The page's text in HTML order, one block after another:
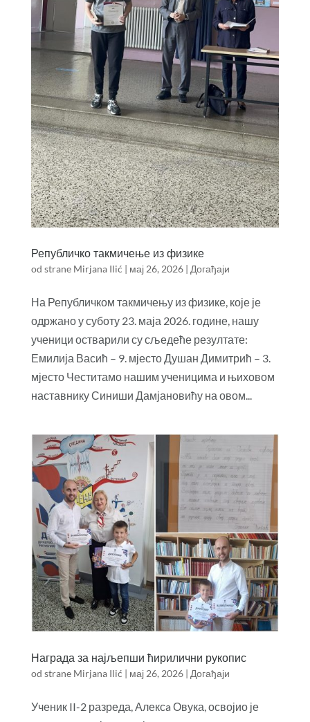
Републичко такмичење из физике
od strane Mirjana Ilić | мај 26, 2026| Догађаји
На Републичком такмичењу из физике, које је
одржано у суботу 23. маја 2026. године, нашу
ученици остварили су сљедеће резултате:
Емилија Васић – 9. мјесто Душан Димитрић – 3.
мјесто Честитамо нашим ученицима и њиховом
наставнику Синиши Дамјановићу на овом...
Награда за најљепши ћирилични рукопис
od strane Mirjana Ilić | мај 26, 2026| Догађаји
Ученик II-2 разреда, Алексa Овука, освојио је